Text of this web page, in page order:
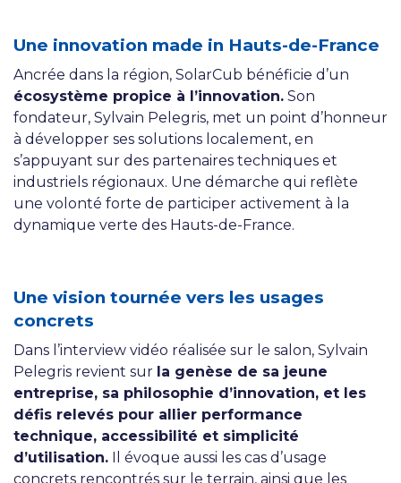
Une innovation made in Hauts-de-France
Ancrée dans la région, SolarCub bénéficie d’un
écosystème propice à l’innovation. Son
fondateur, Sylvain Pelegris, met un point d’honneur
à développer ses solutions localement, en
s’appuyant sur des partenaires techniques et
industriels régionaux. Une démarche qui reflète
une volonté forte de participer activement à la
dynamique verte des Hauts-de-France.
Une vision tournée vers les usages
concrets
Dans l’interview vidéo réalisée sur le salon, Sylvain
Pelegris revient sur la genèse de sa jeune
entreprise, sa philosophie d’innovation, et les
défis relevés pour allier performance
technique, accessibilité et simplicité
d’utilisation. Il évoque aussi les cas d’usage
concrets rencontrés sur le terrain, ainsi que les